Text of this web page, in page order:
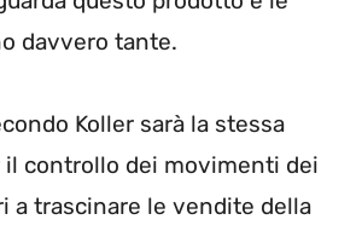
davvero tante.
Koller sarà la stessa
il controllo dei movimenti dei
a trascinare le vendite della